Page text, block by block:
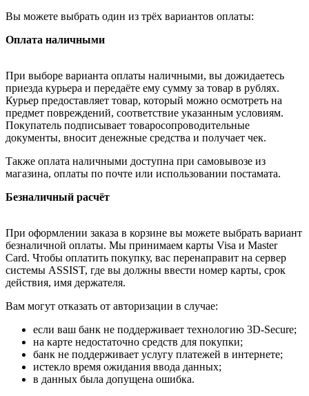
Вы можете выбрать один из трёх вариантов оплаты:
Оплата наличными
При выборе варианта оплаты наличными, вы дожидаетесь
приезда курьера и передаёте ему сумму за товар в рублях.
Курьер предоставляет товар, который можно осмотреть на
предмет повреждений, соответствие указанным условиям.
Покупатель подписывает товаросопроводительные
документы, вносит денежные средства и получает чек.
Также оплата наличными доступна при самовывозе из
магазина, оплаты по почте или использовании постамата.
Безналичный расчёт
При оформлении заказа в корзине вы можете выбрать вариант
безналичной оплаты. Мы принимаем карты Visa и Master
Card. Чтобы оплатить покупку, вас перенаправит на сервер
системы ASSIST, где вы должны ввести номер карты, срок
действия, имя держателя.
Вам могут отказать от авторизации в случае:
если ваш банк не поддерживает технологию 3D-Secure;
на карте недостаточно средств для покупки;
банк не поддерживает услугу платежей в интернете;
истекло время ожидания ввода данных;
в данных была допущена ошибка.